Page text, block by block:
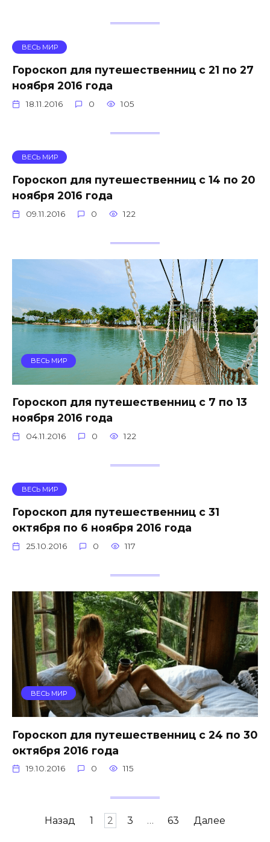
ВЕСЬ МИР
Гороскоп для путешественниц с 21 по 27
ноября 2016 года
18.11.2016 0 105
ВЕСЬ МИР
Гороскоп для путешественниц с 14 по 20
ноября 2016 года
09.11.2016 0 122
ВЕСЬ МИР
Гороскоп для путешественниц с 7 по 13
ноября 2016 года
04.11.2016 0 122
ВЕСЬ МИР
Гороскоп для путешественниц с 31
октября по 6 ноября 2016 года
25.10.2016 0 117
ВЕСЬ МИР
Гороскоп для путешественниц с 24 по 30
октября 2016 года
19.10.2016 0 115
Навигация
Назад 1 2 3 … 63 Далее